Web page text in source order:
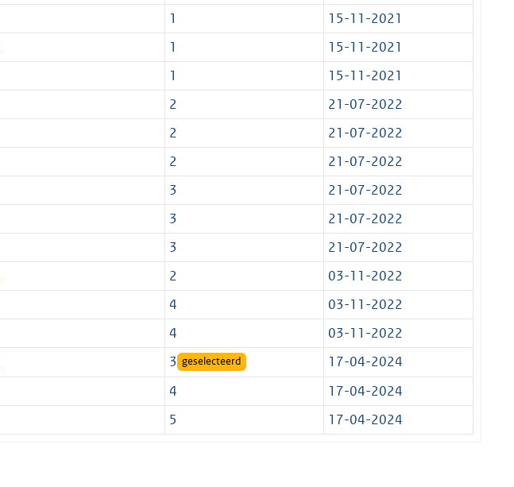
1
15-11-2021
1
15-11-2021
1
15-11-2021
2
21-07-2022
2
21-07-2022
2
21-07-2022
3
21-07-2022
3
21-07-2022
3
21-07-2022
2
03-11-2022
4
03-11-2022
4
03-11-2022
3 geselecteerd
17-04-2024
4
17-04-2024
5 17-04-2024